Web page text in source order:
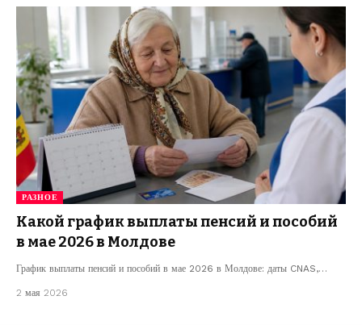
РАЗНОЕ
Какой график выплаты пенсий и пособий
в мае 2026 в Молдове
График выплаты пенсий и пособий в мае 2026 в Молдове: даты CNAS,…
2 мая 2026